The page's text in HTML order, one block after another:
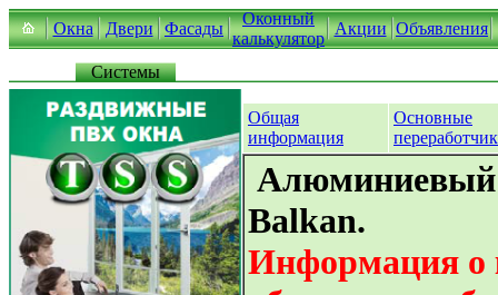
Окна Двери Фасады
Оконный
калькулятор
Акции Объявления
Системы
Общая
информация
Основные
Balkan.
Информация о